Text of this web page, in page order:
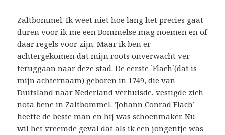
Zaltbommel. Ik weet niet hoe lang het precies gaat
duren voor ik me een Bommelse mag noemen en of
daar regels voor zijn. Maar ik ben er
achtergekomen dat mijn roots onverwacht ver
teruggaan naar deze stad. De eerste ´Flach´(dat is
mijn achternaam) geboren in 1749, die van
Duitsland naar Nederland verhuisde, vestigde zich
nota bene in Zaltbommel. ‘Johann Conrad Flach’
heette de beste man en hij was schoenmaker. Nu
wil het vreemde geval dat als ik een jongentje was